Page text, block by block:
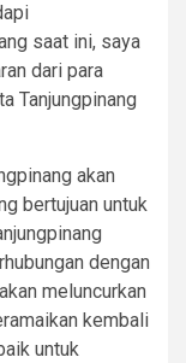
saat ini, saya
dari para
Tanjungpinang
akan
bertujuan untuk
dengan
meluncurkan
kembali
untuk